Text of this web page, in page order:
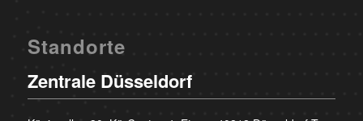
Standorte
Zentrale Düsseldorf